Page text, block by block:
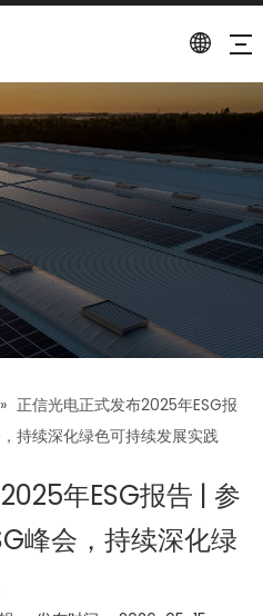
» 正信光电正式发布2025年ESG报
持续深化绿色可持续发展实践
年ESG报告 | 参
峰会，持续深化绿